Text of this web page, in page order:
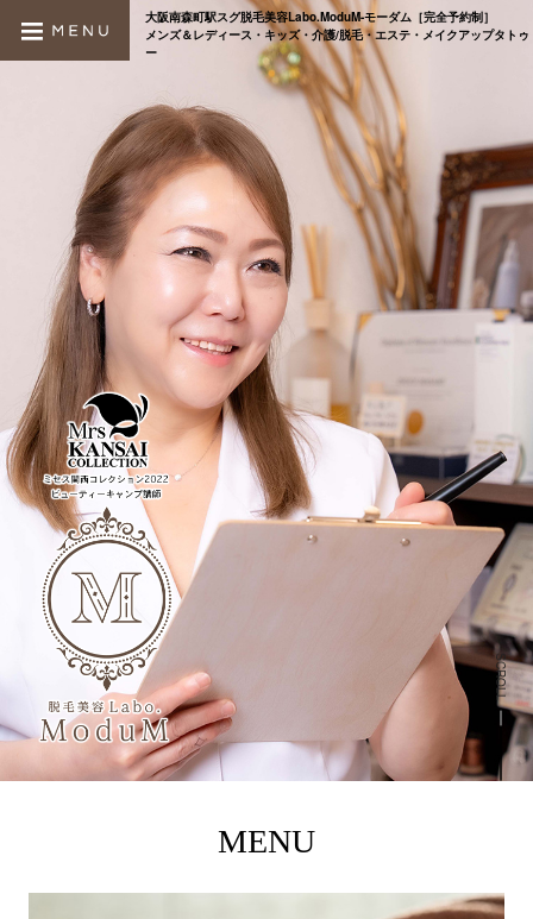
SCROLL
大阪南森町駅スグ脱毛美容Labo.ModuM-モーダム［完全予約制］
メンズ＆レディース・キッズ・介護/脱毛・エステ・メイクアップタトゥ
ー
MENU